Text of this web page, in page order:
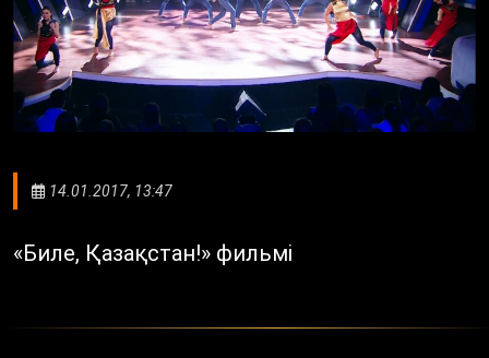
14.01.2017, 13:47
«Биле, Қазақстан!» фильмі